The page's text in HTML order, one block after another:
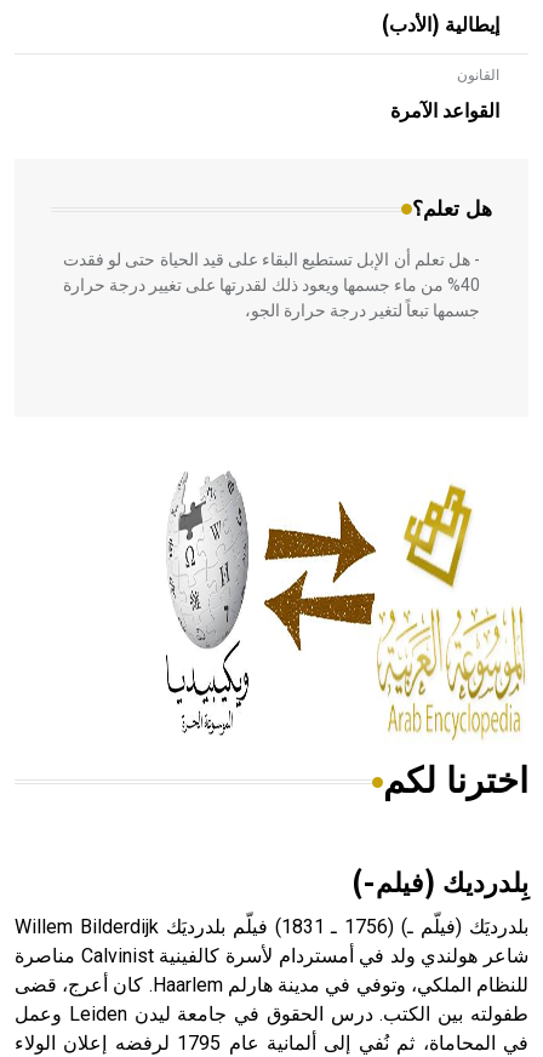
إيطالية (الأدب)
القانون
القواعد الآمرة
هل تعلم؟
- هل تعلم أن الأبلق نوع من الفنون الهندسية التي ارتبطت
بالعمارة الإسلامية في بلاد الشام ومصر خاصة، حيث يحرص
المعمار على بناء مداميكه وخاصة في الواجهات
- هل تعلم أن الإبل تستطيع البقاء على قيد الحياة حتى لو فقدت
40% من ماء جسمها ويعود ذلك لقدرتها على تغيير درجة حرارة
جسمها تبعاً لتغير درجة حرارة الجو،
الحكم، الأدلة، تنظيم التغذية، ورسالته في جروح الرأس. ويعود
له الفضل بأنه حرر الطب من الدين والفلسفة.
- هل تعلم أن المرجان إفراز حيواني يتكون في البحر ويتركب
من مادة كربونات الكلسيوم، وهو أحمر أو شديد الحمرة وهو
أجود أنواعه، ويمتاز بكبر الحجم ويسمى الش
هل تعلم أن الأبسيد كلمة فرنسية اللفظ تم اعتمادها مصطلحاً
- هل تعلم أن أبجر Abgar اسم معروف جيداً يعود إلى عدد من
الملوك الذين حكموا مدينة إديسا (الرها) من أبجر الأول وحتى
التاسع، وهم ينتسبون إلى أسرة أوسروين
اخترنا لكم
بِلدرديك (فيلم-)
بلدرديَك (فيلّم ـ) (1756 ـ 1831) فيلّم بلدرديَك Willem Bilderdijk
شاعر هولندي ولد في أمستردام لأسرة كالفينية Calvinist مناصرة
للنظام الملكي، وتوفي في مدينة هارلم Haarlem. كان أعرج، قضى
طفولته بين الكتب. درس الحقوق في جامعة ليدن Leiden وعمل
في المحاماة، ثم نُفي إلى ألمانية عام 1795 لرفضه إعلان الولاء